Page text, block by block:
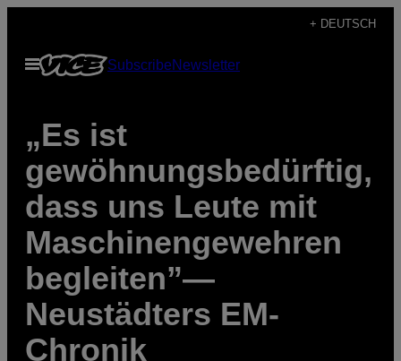
content
+ DEUTSCH
Open
Menu
SubscribeNewsletter
„Es ist
gewöhnungsbedürftig,
dass uns Leute mit
Maschinengewehren
begleiten”—
Neustädters EM-
Chronik